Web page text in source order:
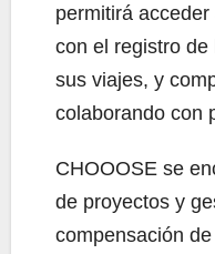
permitirá
con el registro
sus viajes, y
colaborando con
CHOOOSE se
de proyectos y
compensación